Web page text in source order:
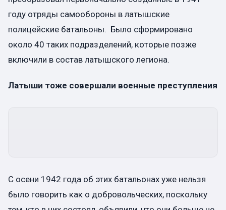
году отряды самообороны в латышские
полицейские батальоны. Было сформировано
около 40 таких подразделений, которые позже
включили в состав латышского легиона.
Латыши тоже совершали военные преступления
С осени 1942 года об этих батальонах уже нельзя
было говорить как о добровольческих, поскольку